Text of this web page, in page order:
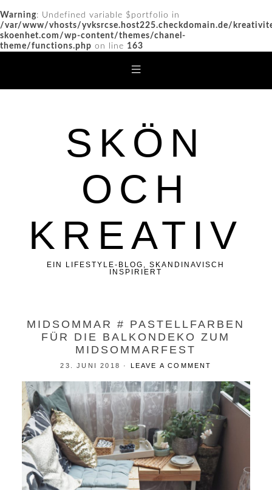
Warning: Undefined variable $portfolio in
/var/www/vhosts/yvksrcse.host225.checkdomain.de/
skoenhet.com/wp-content/themes/chanel-
theme/functions.php on line 163
SKÖN
OCH
KREATIV
EIN LIFESTYLE-BLOG, SKANDINAVISCH
INSPIRIERT
MIDSOMMAR # PASTELLFARBEN
FÜR DIE BALKONDEKO ZUM
MIDSOMMARFEST
23. JUNI 2018 · LEAVE A COMMENT